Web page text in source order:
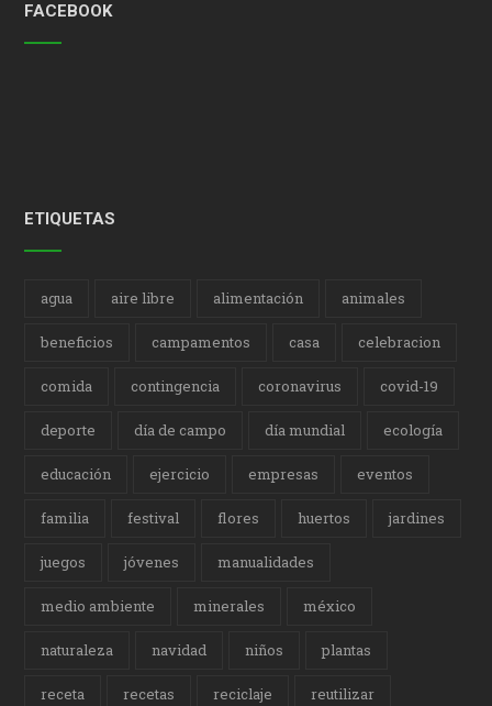
FACEBOOK
ETIQUETAS
agua aire libre alimentación animales
beneficios campamentos casa celebracion
comida contingencia coronavirus covid-19
deporte día de campo día mundial ecología
educación ejercicio empresas eventos
familia festival flores huertos jardines
juegos jóvenes manualidades
medio ambiente minerales méxico
naturaleza navidad niños plantas
receta recetas reciclaje reutilizar